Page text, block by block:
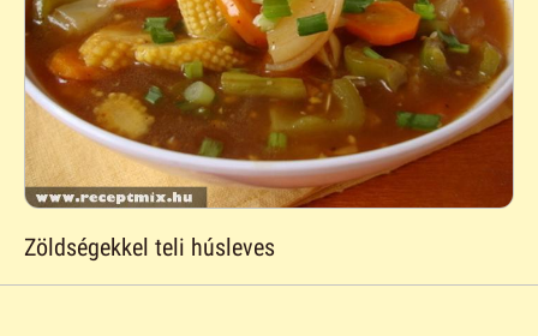
Zöldségekkel teli húsleves